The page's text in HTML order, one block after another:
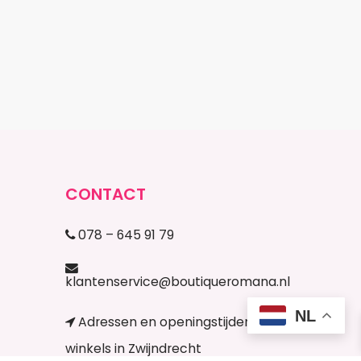
CONTACT
078 – 645 91 79
klantenservice@boutiqueromana.nl
Adressen en openingstijden
winkels in Zwijndrecht
NL